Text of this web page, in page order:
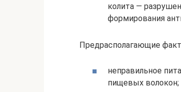
колита —
формирования
Предрасполагающие
неправильное
пищевых волокон;